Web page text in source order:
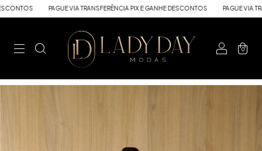
PAGUE VIA TRANSFERÊNCIA PIX E GANHE DESCONTOS PAGUE VIA
0